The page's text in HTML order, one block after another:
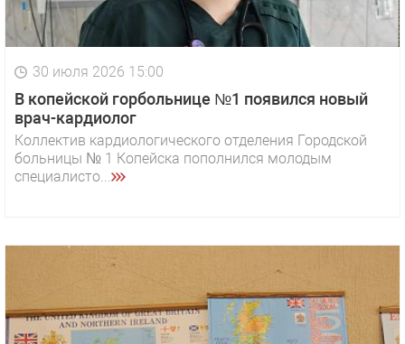
30 июля 2026 15:00
В копейской горбольнице №1 появился новый
врач-кардиолог
Коллектив кардиологического отделения Городской
больницы № 1 Копейска пополнился молодым
специалисто...